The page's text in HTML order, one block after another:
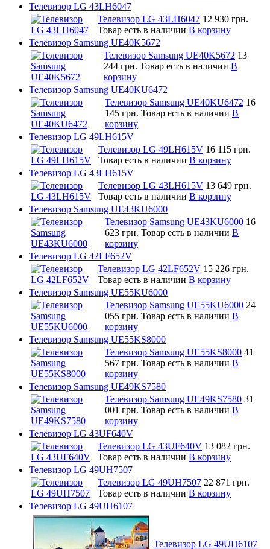
Телевизор LG 43LH6047
Телевизор LG 43LH6047 12 930 грн.
Товар есть в наличии В корзину
Телевизор Samsung UE40K5672
Телевизор Samsung UE40K5672 13
244 грн. Товар есть в наличии В
корзину
Телевизор Samsung UE40KU6472
Телевизор Samsung UE40KU6472 16
145 грн. Товар есть в наличии В
корзину
Телевизор LG 49LH615V
Телевизор LG 49LH615V 16 115 грн.
Товар есть в наличии В корзину
Телевизор LG 43LH615V
Телевизор LG 43LH615V 13 649 грн.
Товар есть в наличии В корзину
Телевизор Samsung UE43KU6000
Телевизор Samsung UE43KU6000 16
623 грн. Товар есть в наличии В
корзину
Телевизор LG 42LF652V
Телевизор LG 42LF652V 15 226 грн.
Товар есть в наличии В корзину
Телевизор Samsung UE55KU6000
Телевизор Samsung UE55KU6000 24
055 грн. Товар есть в наличии В
корзину
Телевизор Samsung UE55KS8000
Телевизор Samsung UE55KS8000 41
567 грн. Товар есть в наличии В
корзину
Телевизор Samsung UE49KS7580
Телевизор Samsung UE49KS7580 31
001 грн. Товар есть в наличии В
корзину
Телевизор LG 43UF640V
Телевизор LG 43UF640V 13 082 грн.
Товар есть в наличии В корзину
Телевизор LG 49UH7507
Телевизор LG 49UH7507 22 871 грн.
Товар есть в наличии В корзину
Телевизор LG 49UH6107
Телевизор LG 49UH6107